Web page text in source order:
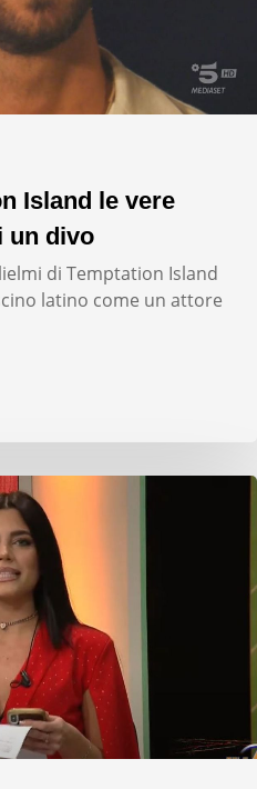
Island le vere
un divo
di Temptation Island
latino come un attore